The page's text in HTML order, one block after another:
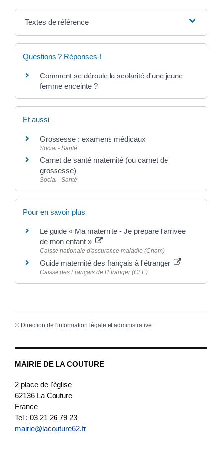
MAIRIE DE LA COUTURE
2 place de l'église
62136 La Couture
France
Tel : 03 21 26 79 23
mairie@lacouture62.fr
Textes de référence
Questions ? Réponses !
Comment se déroule la scolarité d'une jeune
femme enceinte ?
Et aussi
Grossesse : examens médicaux
Social - Santé
Carnet de santé maternité (ou carnet de
grossesse)
Social - Santé
Pour en savoir plus
Le guide « Ma maternité - Je prépare l'arrivée
de mon enfant »
Caisse nationale d'assurance maladie (Cnam)
Guide maternité des français à l'étranger
Caisse des Français de l'Étranger (CFE)
© Direction de l'information légale et administrative